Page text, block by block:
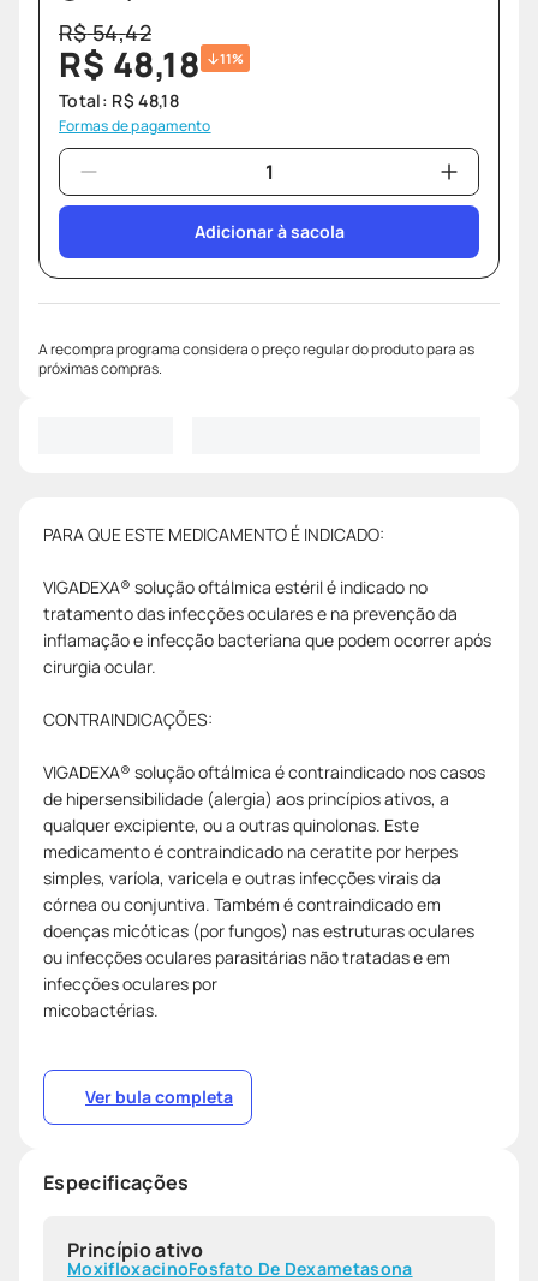
R$54,42
R$ 48,18 11%
Total: R$ 48,18
Formas de pagamento
Adicionar à sacola
A recompra programa considera o preço regular do produto para as
próximas compras.
PARA QUE ESTE MEDICAMENTO É INDICADO:
VIGADEXA® solução oftálmica estéril é indicado no
tratamento das infecções oculares e na prevenção da
inflamação e infecção bacteriana que podem ocorrer após
cirurgia ocular.
CONTRAINDICAÇÕES:
VIGADEXA® solução oftálmica é contraindicado nos casos
de hipersensibilidade (alergia) aos princípios ativos, a
qualquer excipiente, ou a outras quinolonas. Este
medicamento é contraindicado na ceratite por herpes
simples, varíola, varicela e outras infecções virais da
córnea ou conjuntiva. Também é contraindicado em
doenças micóticas (por fungos) nas estruturas oculares
ou infecções oculares parasitárias não tratadas e em
infecções oculares por
micobactérias.
Ver bula completa
Especificações
Princípio ativo
MoxifloxacinoFosfato De Dexametasona